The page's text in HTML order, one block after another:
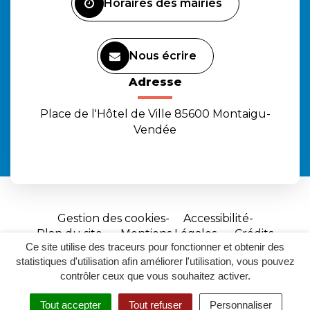
Ce site utilise des traceurs pour fonctionner et obtenir des
statistiques d'utilisation afin améliorer l'utilisation, vous pouvez
contrôler ceux que vous souhaitez activer.
Tout accepter Tout refuser Personnaliser
Horaires des mairies
Nous écrire
Adresse
Place de l'Hôtel de Ville 85600 Montaigu-
Vendée
Gestion des cookies
Accessibilité
Plan du site
Mentions Légales
Crédits
Site
réalisé
par
Inovagora